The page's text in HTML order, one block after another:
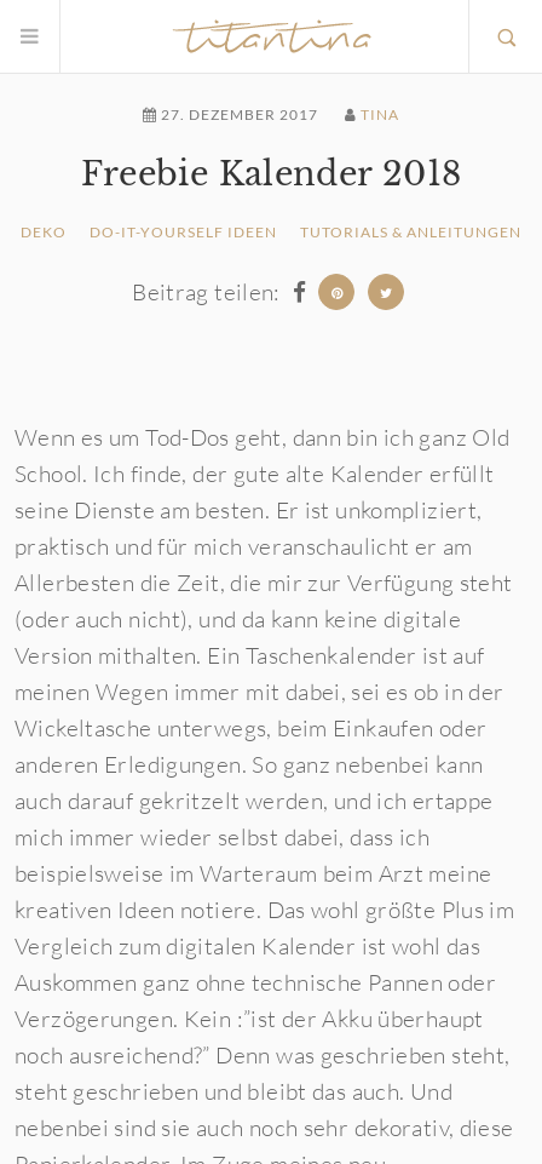
27. DEZEMBER 2017 TINA
Freebie Kalender 2018
DEKO DO-IT-YOURSELF IDEEN TUTORIALS & ANLEITUNGEN
Beitrag teilen:
Wenn es um Tod-Dos geht, dann bin ich ganz Old
School. Ich finde, der gute alte Kalender erfüllt
seine Dienste am besten. Er ist unkompliziert,
praktisch und für mich veranschaulicht er am
Allerbesten die Zeit, die mir zur Verfügung steht
(oder auch nicht), und da kann keine digitale
Version mithalten. Ein Taschenkalender ist auf
meinen Wegen immer mit dabei, sei es ob in der
Wickeltasche unterwegs, beim Einkaufen oder
anderen Erledigungen. So ganz nebenbei kann
auch darauf gekritzelt werden, und ich ertappe
mich immer wieder selbst dabei, dass ich
beispielsweise im Warteraum beim Arzt meine
kreativen Ideen notiere. Das wohl größte Plus im
Vergleich zum digitalen Kalender ist wohl das
Auskommen ganz ohne technische Pannen oder
Verzögerungen. Kein :”ist der Akku überhaupt
noch ausreichend?” Denn was geschrieben steht,
steht geschrieben und bleibt das auch. Und
nebenbei sind sie auch noch sehr dekorativ, diese